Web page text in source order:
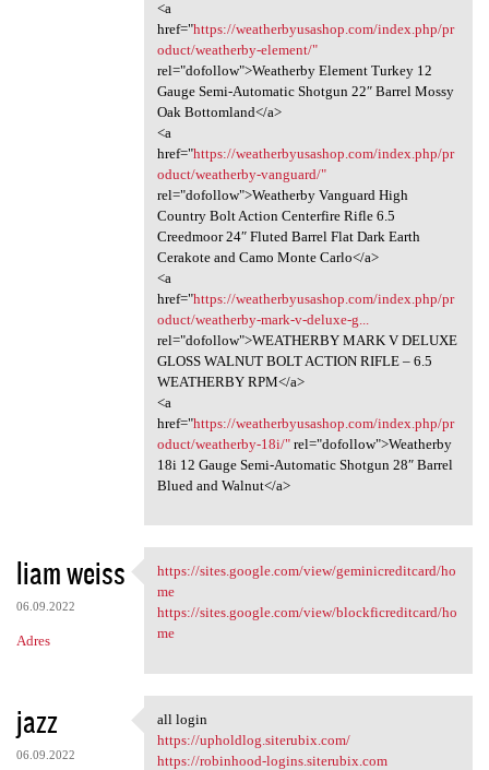
<a
href="https://weatherbyusashop.com/index.php/pr
oduct/weatherby-element/"
rel="dofollow">Weatherby Element Turkey 12
Gauge Semi-Automatic Shotgun 22″ Barrel Mossy
Oak Bottomland</a>
<a
href="https://weatherbyusashop.com/index.php/pr
oduct/weatherby-vanguard/"
rel="dofollow">Weatherby Vanguard High
Country Bolt Action Centerfire Rifle 6.5
Creedmoor 24″ Fluted Barrel Flat Dark Earth
Cerakote and Camo Monte Carlo</a>
<a
href="https://weatherbyusashop.com/index.php/pr
oduct/weatherby-mark-v-deluxe-g...
rel="dofollow">WEATHERBY MARK V DELUXE
GLOSS WALNUT BOLT ACTION RIFLE – 6.5
WEATHERBY RPM</a>
<a
href="https://weatherbyusashop.com/index.php/pr
oduct/weatherby-18i/"rel="dofollow">Weatherby
18i 12 Gauge Semi-Automatic Shotgun 28″ Barrel
Blued and Walnut</a>
liam weiss
06.09.2022
Adres
https://sites.google.com/view
https://sites.google.com/view/geminicreditcard/ho
me
https://sites.google.com/view/blockficreditcard/ho
me
jazz
06.09.2022
all login
all login
https://upholdlog.siterubix.com/
https://robinhood-logins.siterubix.com